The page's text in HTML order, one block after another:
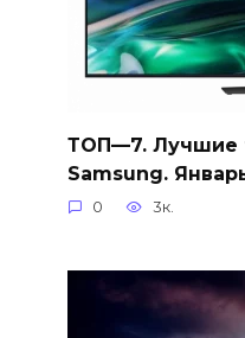
ТОП—7. Лучшие
Samsung.
0 3к.